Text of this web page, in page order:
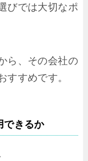
びでは大切なポ
ら、その会社の
すすめです。
きるか